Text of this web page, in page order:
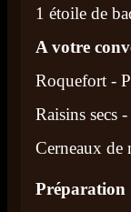
1 étoile de
A votre
Roquefort -
Raisins secs
Cerneaux de
Préparation